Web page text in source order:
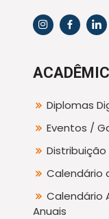
Diplomas
Eventos /
Distribuição
Calendário
Calendário
Anuais